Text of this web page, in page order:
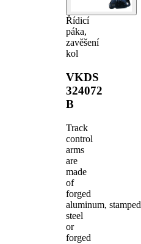
Řídicí
páka,
zavěšení
kol
VKDS
324072
B
Track
control
arms
are
made
of
forged
aluminum, stamped
steel
or
forged